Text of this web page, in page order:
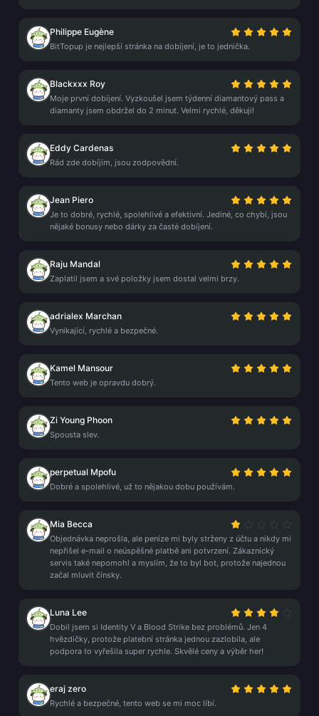
Philippe Eugène
BitTopup je nejlepší stránka na dobíjení, je to jednička.
Blackxxx Roy
Moje první dobíjení. Vyzkoušel jsem týdenní diamantový pass a
diamanty jsem obdržel do 2 minut. Velmi rychlé, děkuji!
Eddy Cardenas
Rád zde dobíjím, jsou zodpovědní.
Jean Piero
Je to dobré, rychlé, spolehlivé a efektivní. Jediné, co chybí, jsou
nějaké bonusy nebo dárky za časté dobíjení.
Raju Mandal
Zaplatil jsem a své položky jsem dostal velmi brzy.
adrialex Marchan
Vynikající, rychlé a bezpečné.
Kamel Mansour
Tento web je opravdu dobrý.
Zi Young Phoon
Spousta slev.
perpetual Mpofu
Dobré a spolehlivé, už to nějakou dobu používám.
Mia Becca
Objednávka neprošla, ale peníze mi byly strženy z účtu a nikdy mi
nepřišel e-mail o neúspěšné platbě ani potvrzení. Zákaznický
servis také nepomohl a myslím, že to byl bot, protože najednou
začal mluvit čínsky.
Luna Lee
Dobil jsem si Identity V a Blood Strike bez problémů. Jen 4
hvězdičky, protože platební stránka jednou zazlobila, ale
podpora to vyřešila super rychle. Skvělé ceny a výběr her!
eraj zero
Rychlé a bezpečné, tento web se mi moc líbí.